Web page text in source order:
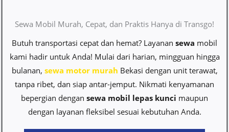
Sewa Mobil Murah, Cepat, dan Praktis Hanya di Transgo!
Butuh transportasi cepat dan hemat? Layanan sewa mobil
kami hadir untuk Anda! Mulai dari harian, mingguan hingga
bulanan, sewa motor murah Bekasi dengan unit terawat,
tanpa ribet, dan siap antar-jemput. Nikmati kenyamanan
bepergian dengan sewa mobil lepas kunci maupun
dengan layanan fleksibel sesuai kebutuhan Anda.